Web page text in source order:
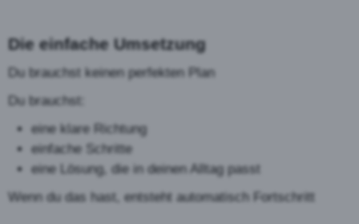
Die einfache Umsetzung
Du brauchst keinen perfekten Plan
Du brauchst:
eine klare Richtung
einfache Schritte
eine Lösung, die in deinen Alltag passt
Wenn du das hast, entsteht automatisch Fortschritt